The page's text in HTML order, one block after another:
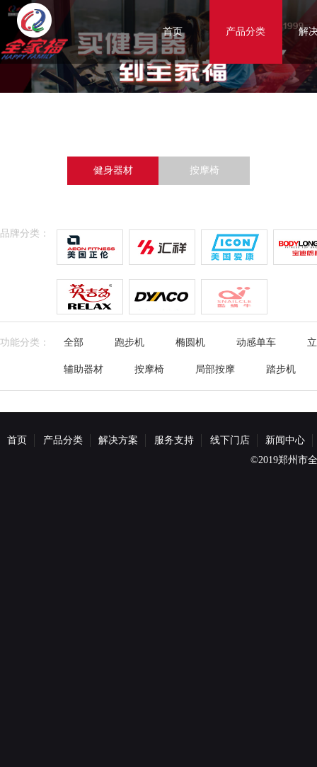
首页 产品分类 解
健身器材 按摩椅
品牌分类：
功能分类： 全部 跑步机 椭圆机 动感单车
辅助器材 按摩椅 局部按摩 踏步机
首页 产品分类 解决方案 服务支持 线下门店
新闻中心
©2019郑州市